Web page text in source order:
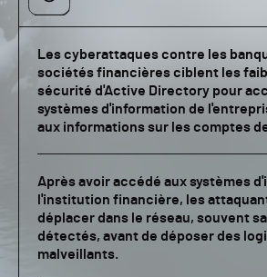
Les cyberattaques contre les
sociétés financières ciblent les
sécurité d'Active Directory pour
systèmes d'information de
aux informations sur les comptes
Après avoir accédé aux systèmes
l'institution financière, les
déplacer dans le réseau, souvent
détectés, avant de déposer des
malveillants.